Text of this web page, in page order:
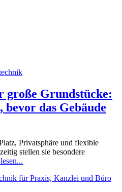
große Grundstücke:
das Gebäude
Privatsphäre und flexible
stellen sie besondere